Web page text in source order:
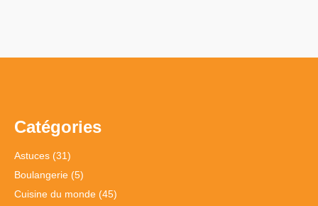
Catégories
Astuces (31)
Boulangerie (5)
Cuisine du monde (45)